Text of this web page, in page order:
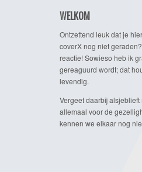
WELKOM
Ontzettend leuk dat je
coverX nog niet
reactie! Sowieso heb ik
gereaguurd wordt; dat
levendig.
Vergeet daarbij alsjeblieft
allemaal voor de
kennen we elkaar nog